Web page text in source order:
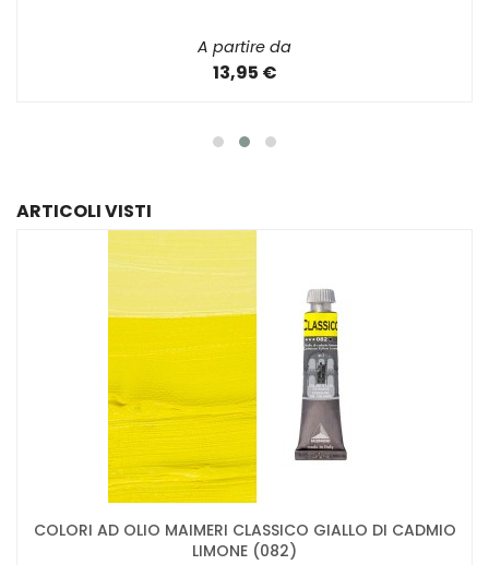
A partire da
13,95 €
ARTICOLI VISTI
COLORI AD OLIO MAIMERI CLASSICO GIALLO DI CADMIO
LIMONE (082)